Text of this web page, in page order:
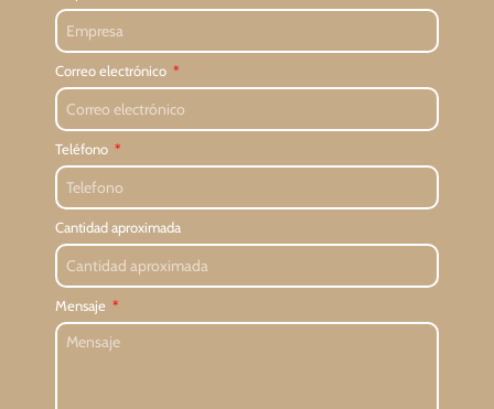
Correo electrónico
Teléfono
Cantidad aproximada
Mensaje